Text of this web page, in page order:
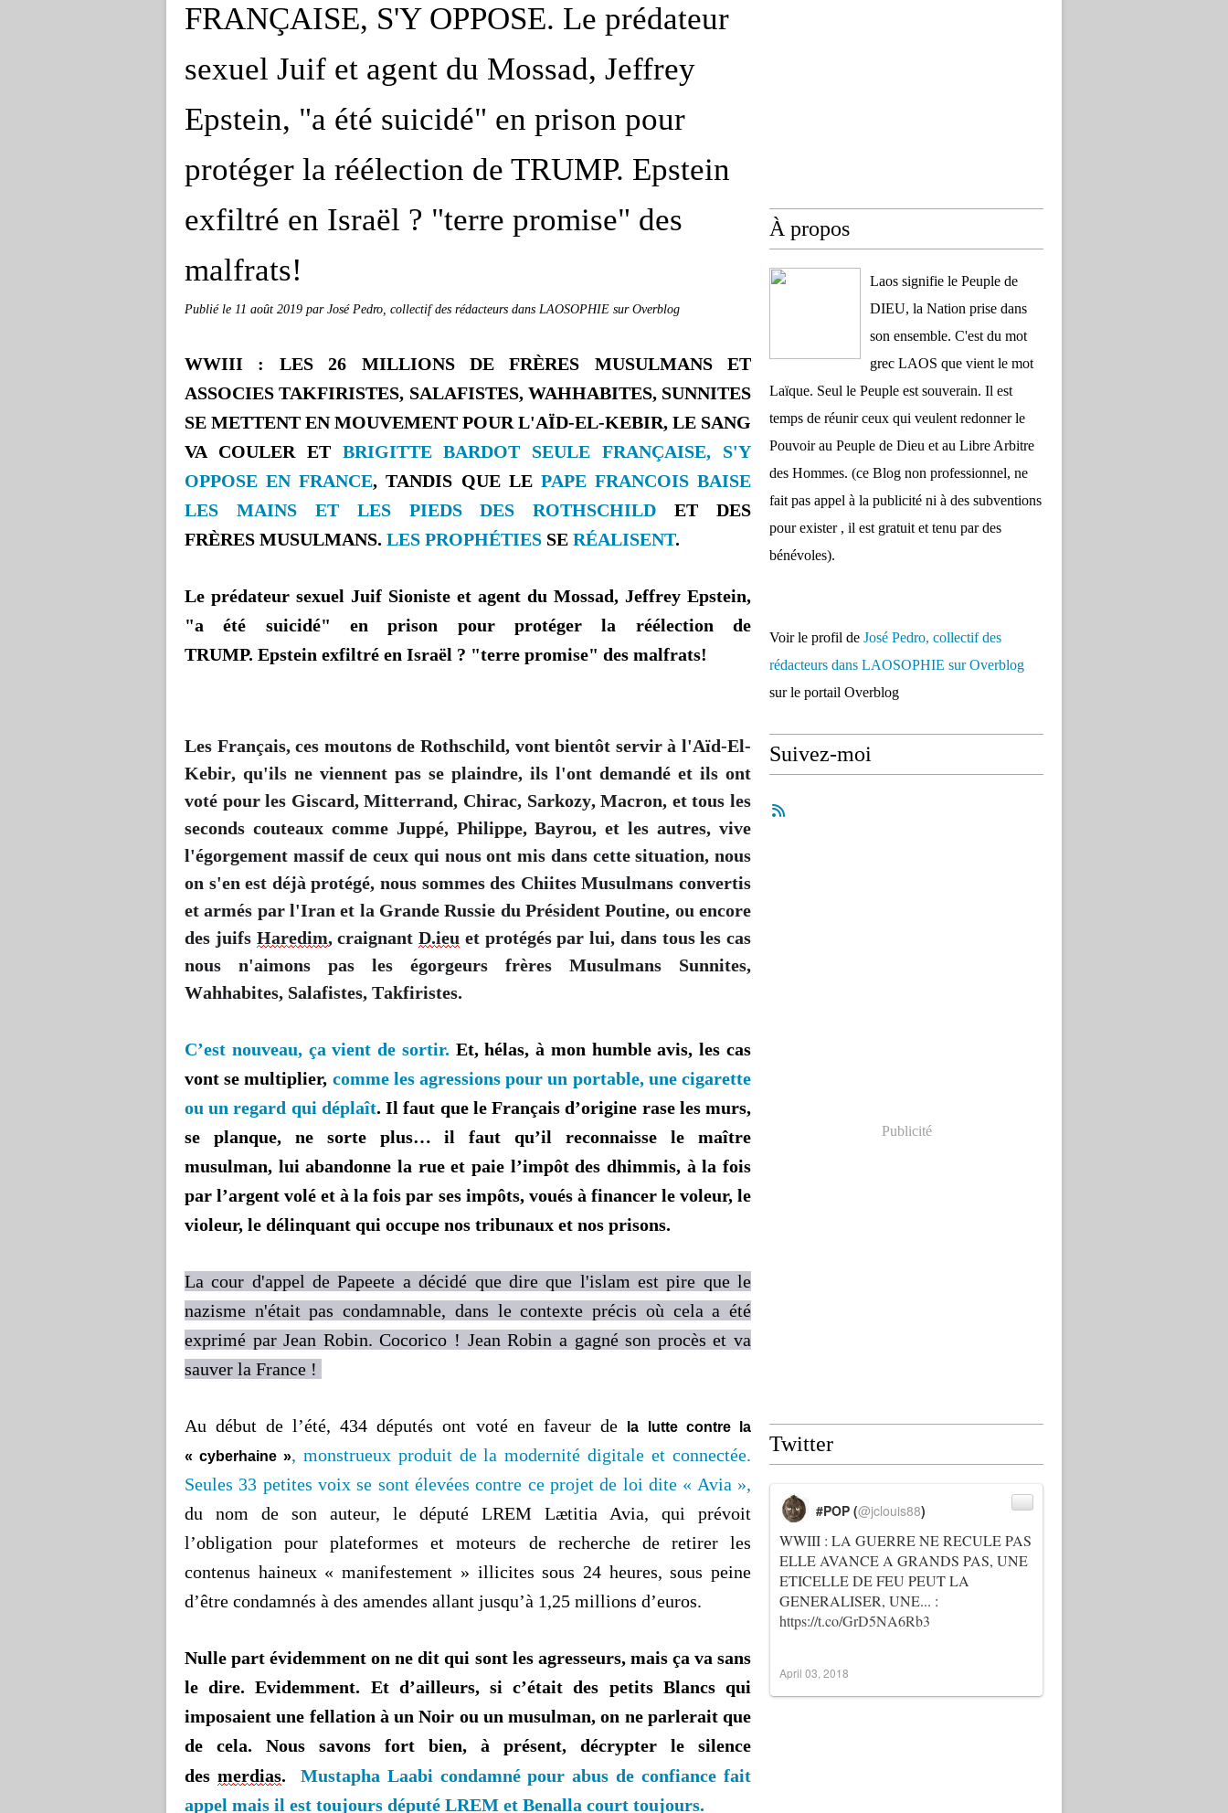
FRANÇAISE, S'Y OPPOSE. Le prédateur
sexuel Juif et agent du Mossad, Jeffrey
Epstein, "a été suicidé" en prison pour
protéger la réélection de TRUMP. Epstein
exfiltré en Israël ? "terre promise" des
malfrats!
Publié le 11 août 2019 par José Pedro, collectif des rédacteurs dans LAOSOPHIE sur Overblog
WWIII : LES 26 MILLIONS DE FRÈRES MUSULMANS ET
ASSOCIES TAKFIRISTES, SALAFISTES, WAHHABITES, SUNNITES
SE METTENT EN MOUVEMENT POUR L'AÏD-EL-KEBIR, LE SANG
VA COULER ET BRIGITTE BARDOT SEULE FRANÇAISE, S'Y
OPPOSE EN FRANCE, TANDIS QUE LE PAPE FRANCOIS BAISE
LES MAINS ET LES PIEDS DES ROTHSCHILD ET DES
FRÈRES MUSULMANS. LES PROPHÉTIES SE RÉALISENT.
Le prédateur sexuel Juif Sioniste et agent du Mossad, Jeffrey Epstein,
"a été suicidé" en prison pour protéger la réélection de
TRUMP. Epstein exfiltré en Israël ? "terre promise" des malfrats!
Les Français, ces moutons de Rothschild, vont bientôt servir à l'Aïd-El-
Kebir, qu'ils ne viennent pas se plaindre, ils l'ont demandé et ils ont
voté pour les Giscard, Mitterrand, Chirac, Sarkozy, Macron, et tous les
seconds couteaux comme Juppé, Philippe, Bayrou, et les autres, vive
l'égorgement massif de ceux qui nous ont mis dans cette situation, nous
on s'en est déjà protégé, nous sommes des Chiites Musulmans convertis
et armés par l'Iran et la Grande Russie du Président Poutine, ou encore
des juifs Haredim, craignant D.ieu et protégés par lui, dans tous les cas
nous n'aimons pas les égorgeurs frères Musulmans Sunnites,
Wahhabites, Salafistes, Takfiristes.
C’est nouveau, ça vient de sortir. Et, hélas, à mon humble avis, les cas
vont se multiplier, comme les agressions pour un portable, une cigarette
ou un regard qui déplaît. Il faut que le Français d’origine rase les murs,
se planque, ne sorte plus… il faut qu’il reconnaisse le maître
musulman, lui abandonne la rue et paie l’impôt des dhimmis, à la fois
par l’argent volé et à la fois par ses impôts, voués à financer le voleur, le
violeur, le délinquant qui occupe nos tribunaux et nos prisons.
La cour d'appel de Papeete a décidé que dire que l'islam est pire que le
nazisme n'était pas condamnable, dans le contexte précis où cela a été
exprimé par Jean Robin. Cocorico ! Jean Robin a gagné son procès et va
sauver la France !
Au début de l’été, 434 députés ont voté en faveur de la
lutte contre la
« cyberhaine », monstrueux produit de la modernité digitale et connectée.
Seules 33 petites voix se sont élevées contre ce projet de loi dite « Avia »,
du nom de son auteur, le député LREM Lætitia Avia, qui prévoit
l’obligation pour plateformes et moteurs de recherche de retirer les
contenus haineux « manifestement » illicites sous 24 heures, sous peine
d’être condamnés à des amendes allant jusqu’à 1,25 millions d’euros.
Nulle part évidemment on ne dit qui sont les agresseurs, mais ça va sans
le dire. Evidemment. Et d’ailleurs, si c’était des petits Blancs qui
imposaient une fellation à un Noir ou un musulman, on ne parlerait que
de cela. Nous savons fort bien, à présent, décrypter le silence
des merdias.
Mustapha Laabi condamné pour abus de confiance fait
appel mais il est toujours député LREM et Benalla court toujours.
À propos
Laos signifie le Peuple de
DIEU, la Nation prise dans
son ensemble. C'est du mot
grec LAOS que vient le mot
Laïque. Seul le Peuple est souverain. Il est
temps de réunir ceux qui veulent redonner le
Pouvoir au Peuple de Dieu et au Libre Arbitre
des Hommes. (ce Blog non professionnel, ne
fait pas appel à la publicité ni à des subventions
pour exister , il est gratuit et tenu par des
bénévoles).
Voir le profil de José Pedro, collectif des
rédacteurs dans LAOSOPHIE sur Overblog
sur le portail Overblog
Suivez-moi
Publicité
Twitter
WWIII : LA GUERRE NE RECULE PAS
ELLE AVANCE A GRANDS PAS, UNE
ETICELLE DE FEU PEUT LA
GENERALISER, UNE... :
https://t.co/GrD5NA6Rb3
#POP (@jclouis88)
April 03, 2018